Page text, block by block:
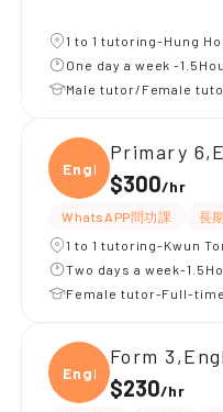
1 to 1 tutoring-Hung
One day a week -
Male tutor/Female
Engli
Primary
$300/hr
WhatsAPP問功課 長
1 to 1 tutoring-Kwun
Two days a week-
Female tutor-Full-
Engli
Form
$230/hr